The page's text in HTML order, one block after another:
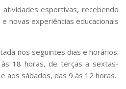
esportivas, recebendo
novas experiências educacionais
nos seguintes dias e horários:
18 horas, de terças a sextas-
aos sábados, das 9 às 12 horas.